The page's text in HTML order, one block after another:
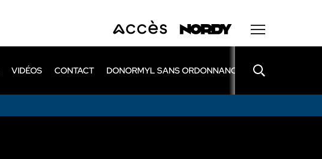
VIDÉOS CONTACT DONORMYL SANS ORDONNANCE LEXOMIL SANS